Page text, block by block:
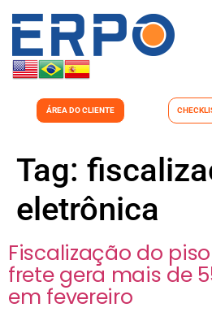
ÁREA DO CLIENTE
Tag:
eletrônica
Fiscalização do
frete gera mais de
em fevereiro